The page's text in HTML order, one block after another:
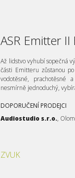
ASR Emitter
Až lidstvo vyhubí sopečná
části Emitteru zůstanou
vodotěsné, prachotěsné
nesmírně jednoduchý,
DOPORUČENÍ PRODEJCI
Audiostudio s.r.o.,
ZVUK